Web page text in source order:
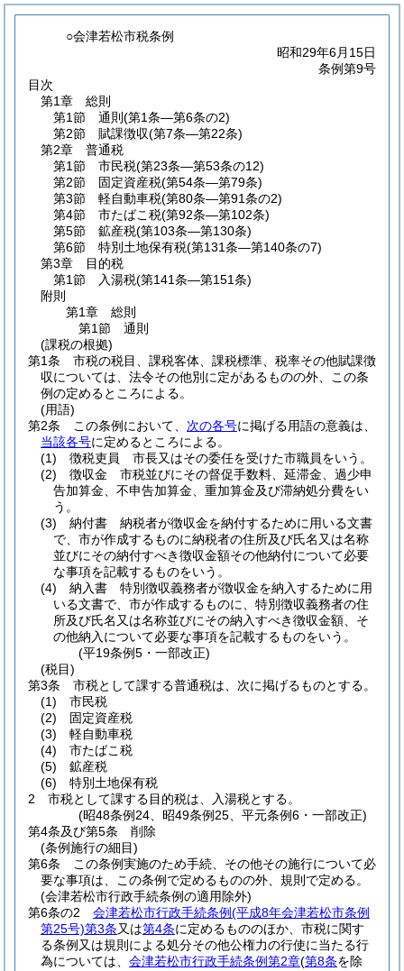
○会津若松市税条例
昭和29年6月15日
条例第9号
目次
第1章
総則
第1節
通則 (第1条―第6条の2)
第2節
賦課徴収(第7条―第22条)
第2章
普通税
第1節
市民税(第23条―第53条の12)
第2節
固定資産税(第54条―第79条)
第3節
軽自動車税(第80条―第91条の2)
第4節
市たばこ税(第92条―第102条)
第5節
鉱産税(第103条―第130条)
第6節
特別土地保有税(第131条―第140条の7)
第3章
目的税
第1節
入湯税(第141条―第151条)
附則
第1章
総則
第1節
通則
(課税の根拠)
第1条
市税の税目、課税客体、課税標準、税率その他賦課徴
収については、法令その他別に定があるものの外、この条
例の定めるところによる。
(用語)
第2条
この条例において、 次の各号に掲げる用語の意義は、
当該各号に定めるところによる。
(1)
徴税吏員 市長又はその委任を受けた市職員をいう。
(2)
徴収金 市税並びにその督促手数料、延滞金、過少申
告加算金、不申告加算金、重加算金及び滞納処分費をい
う。
(3)
納付書 納税者が徴収金を納付するために用いる文書
で、市が作成するものに納税者の住所及び氏名又は名称
並びにその納付すべき徴収金額その他納付について必要
な事項を記載するものをいう。
(4)
納入書 特別徴収義務者が徴収金を納入するために用
いる文書で、市が作成するものに、特別徴収義務者の住
所及び氏名又は名称並びにその納入すべき徴収金額、そ
の他納入について必要な事項を記載するものをいう。
(平19条例5・一部改正)
(税目)
第3条
市税として課する普通税は、次に掲げるものとする。
(1)
市民税
(2)
固定資産税
(3)
軽自動車税
(4)
市たばこ税
(5)
鉱産税
(6)
特別土地保有税
2
市税として課する目的税は、入湯税とする。
(昭48条例24、昭49条例25、平元条例6・一部改正)
第4条及び第5条
削除
(条例施行の細目)
第6条
この条例実施のため手続、その他その施行について必
要な事項は、この条例で定めるものの外、規則で定める。
(会津若松市行政手続条例の適用除外)
第6条の2
会津若松市行政手続条例(平成8年会津若松市条例
第25号)第3条又は第4条に定めるもののほか、市税に関す
る条例又は規則による処分その他公権力の行使に当たる行
為については、 会津若松市行政手続条例第2章(第8条を除